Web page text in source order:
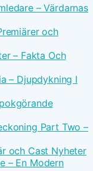
– Värdarnas
och
– Fakta Och
– Djupdykning I
Part Two –
och Cast Nyheter
– En Modern